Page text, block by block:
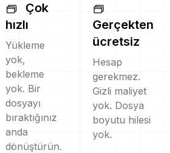
Çok
hızlı
Yükleme
yok,
bekleme
yok. Bir
dosyayı
bıraktığınız
anda
dönüştürün.
Gerçekten
ücretsiz
Hesap
gerekmez.
Gizli maliyet
yok. Dosya
boyutu hilesi
yok.